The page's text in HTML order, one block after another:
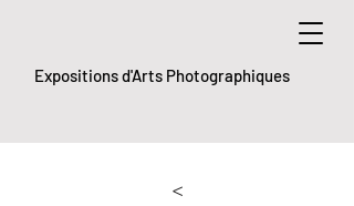
Expositions d'Arts Photographiques
<